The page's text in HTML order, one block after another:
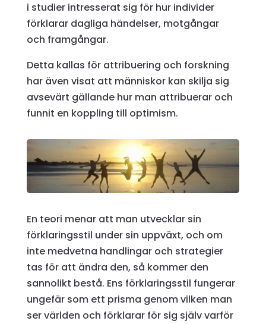
i studier intresserat sig för hur individer
förklarar dagliga händelser, motgångar
och framgångar.
Detta kallas för attribuering och forskning
har även visat att människor kan skilja sig
avsevärt gällande hur man attribuerar och
funnit en koppling till optimism.
En teori menar att man utvecklar sin
förklaringsstil under sin uppväxt, och om
inte medvetna handlingar och strategier
tas för att ändra den, så kommer den
sannolikt bestå. Ens förklaringsstil fungerar
ungefär som ett prisma genom vilken man
ser världen och förklarar för sig själv varför